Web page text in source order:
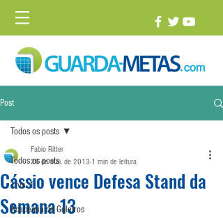
Post
Todos os posts
1 vs. 1
Academia de Goleiros
Todos os posts
Cássio vence Defesa Stand da
Semana 13
Fabio Ritter
28 de mai. de 2013 1 min de leitura